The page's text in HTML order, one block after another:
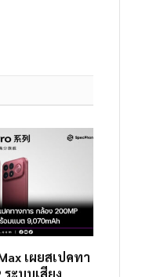
เผยสเปคทา
ระบบเสียง